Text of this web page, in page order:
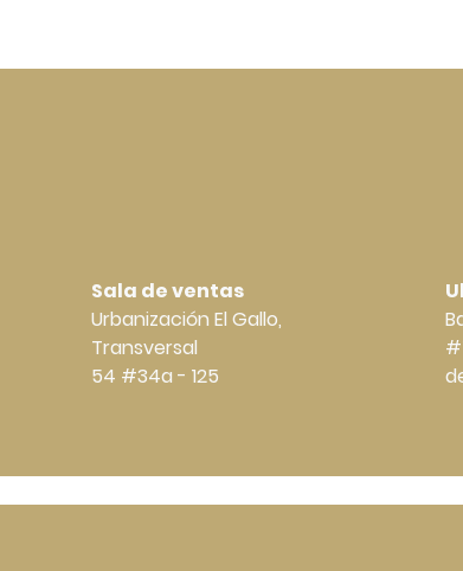
Sala de ventas
Urbanización El Gallo,
Transversal
54 #34a - 125